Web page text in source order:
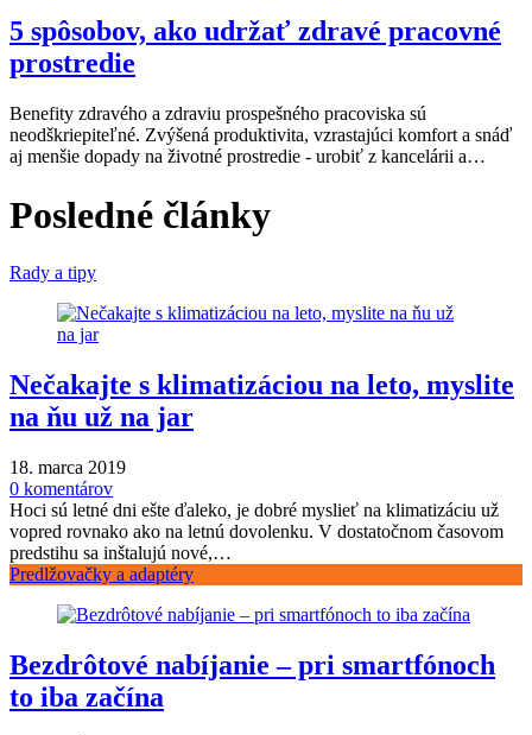
5 spôsobov, ako udržať zdravé pracovné
prostredie
Benefity zdravého a zdraviu prospešného pracoviska sú
neodškriepiteľné. Zvýšená produktivita, vzrastajúci komfort a snáď
aj menšie dopady na životné prostredie - urobiť z kancelárii a…
Posledné články
Rady a tipy
Nečakajte s klimatizáciou na leto, myslite
na ňu už na jar
18. marca 2019
0 komentárov
Hoci sú letné dni ešte ďaleko, je dobré myslieť na klimatizáciu už
vopred rovnako ako na letnú dovolenku. V dostatočnom časovom
predstihu sa inštalujú nové,…
Predlžovačky a adaptéry
Bezdrôtové nabíjanie – pri smartfónoch
to iba začína